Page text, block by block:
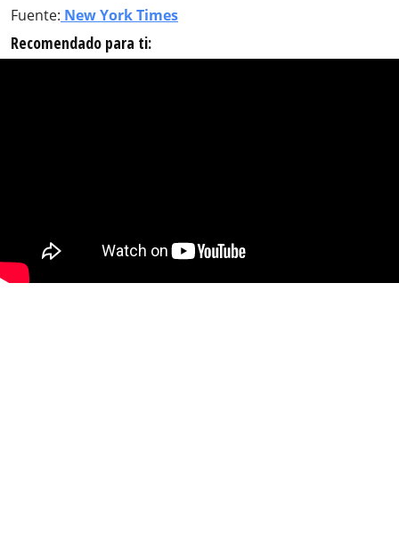
Fuente: New York Times
Recomendado para ti: